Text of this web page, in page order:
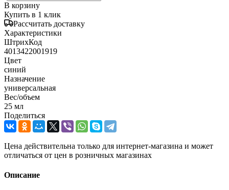
В корзину
Купить в 1 клик
Рассчитать доставку
Характеристики
ШтрихКод
4013422001919
Цвет
синий
Назначение
универсальная
Вес/объем
25 мл
Поделиться
Цена действительна только для интернет-магазина и может
отличаться от цен в розничных магазинах
Описание